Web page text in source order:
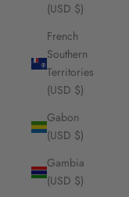
(USD $)
French
Southern
Territories
(USD $)
Gabon
(USD $)
Gambia
(USD $)